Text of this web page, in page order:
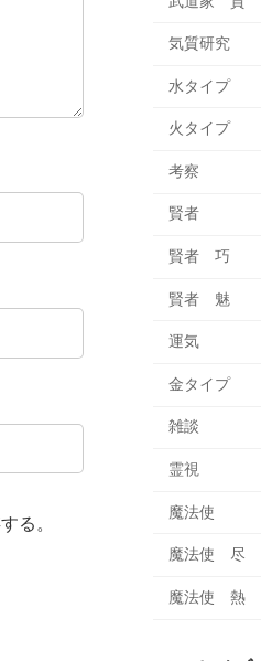
る。
気質研究
水タイプ
火タイプ
考察
賢者
賢者 巧
賢者 魅
運気
金タイプ
雑談
霊視
魔法使
魔法使 尽
魔法使 熱